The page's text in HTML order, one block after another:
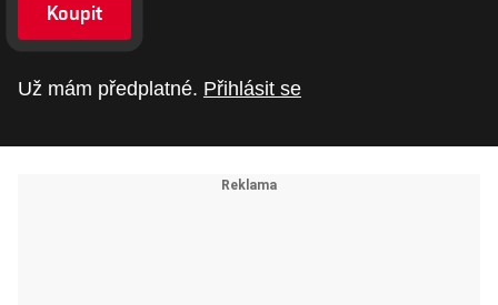
Koupit
Už mám předplatné. Přihlásit se